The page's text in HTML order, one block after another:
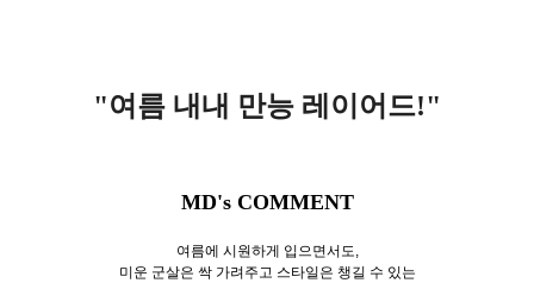
"여름 내내 만능 레이어드!"
MD's COMMENT
여름에 시원하게 입으면서도,
미운 군살은 싹 가려주고 스타일은 챙길 수 있는